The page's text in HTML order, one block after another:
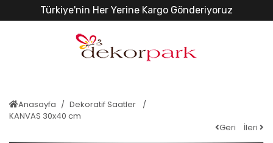
Türkiye'nin Her Yerine Kargo Gönderiyoruz
Anasayfa
Dekoratif Saatler
KANVAS 30x40 cm
Geri
İleri